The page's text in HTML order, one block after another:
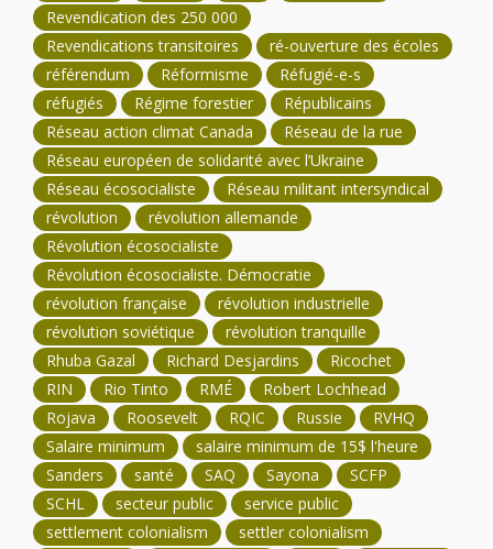
Revendication des 250 000
Revendications transitoires
ré-ouverture des écoles
référendum
Réformisme
Réfugié-e-s
réfugiés
Régime forestier
Républicains
Réseau action climat Canada
Réseau de la rue
Réseau européen de solidarité avec l’Ukraine
Réseau écosocialiste
Réseau militant intersyndical
révolution
révolution allemande
Révolution écosocialiste
Révolution écosocialiste. Démocratie
révolution française
révolution industrielle
révolution soviétique
révolution tranquille
Rhuba Gazal
Richard Desjardins
Ricochet
RIN
Rio Tinto RMÉ
Robert Lochhead
Rojava
Roosevelt RQIC Russie
RVHQ
Salaire minimum
salaire minimum de 15$ l'heure
Sanders
santé SAQ Sayona
SCFP
SCHL
secteur public
service public
settlement colonialism
settler colonialism